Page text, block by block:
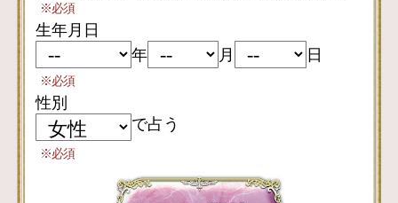
※必須
生年月日
年
月 日
※必須
性別
で占う
※必須